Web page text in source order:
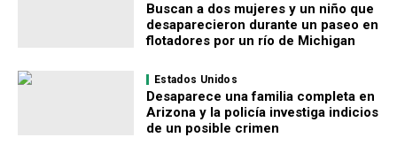
Buscan a dos mujeres y un niño que
desaparecieron durante un paseo en
flotadores por un río de Michigan
Estados Unidos
Desaparece una familia completa en
Arizona y la policía investiga indicios
de un posible crimen